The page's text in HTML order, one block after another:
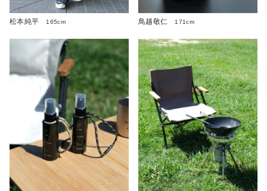
松本純平 165cm 鳥越敬仁 171cm